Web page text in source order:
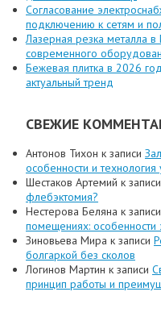
Согласование
подключению к сетям и
Лазерная резка металла в
современного
Бежевая плитка в 2026
актуальный тренд
СВЕЖИЕ
Антонов Тихон к записи
особенности и технология
Шестаков Артемий к записи
флебэктомия?
Нестерова Беляна к записи
помещениях: особенности
Зиновьева Мира к записи
болгаркой без сколов
Логинов Мартин к записи
принцип работы и